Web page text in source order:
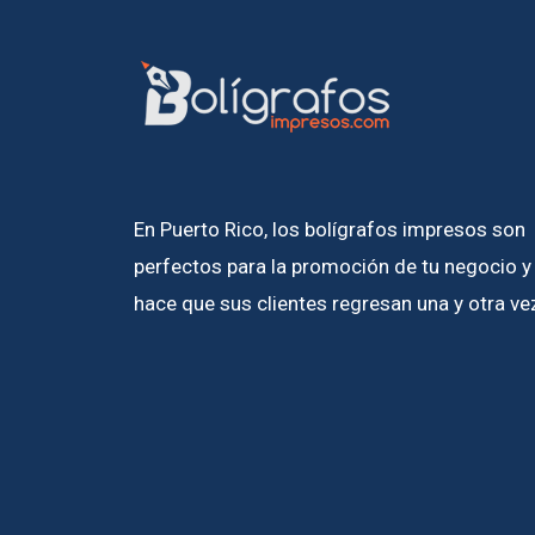
En Puerto Rico, los bolígrafos impresos son
perfectos para la promoción de tu negocio y
hace que sus clientes regresan una y otra